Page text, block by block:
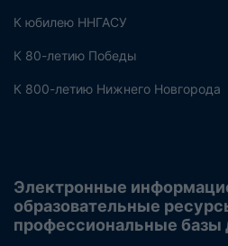
К юбилею ННГАСУ
К 80-летию Победы
К 800-летию Нижнего Новгорода
Электронные
образовательные
профессиональные базы